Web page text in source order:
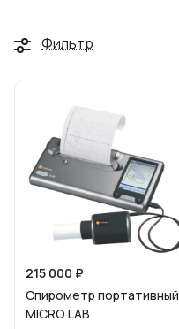
Фильтр
215 000 ₽
Спирометр портативный
MICRO LAB